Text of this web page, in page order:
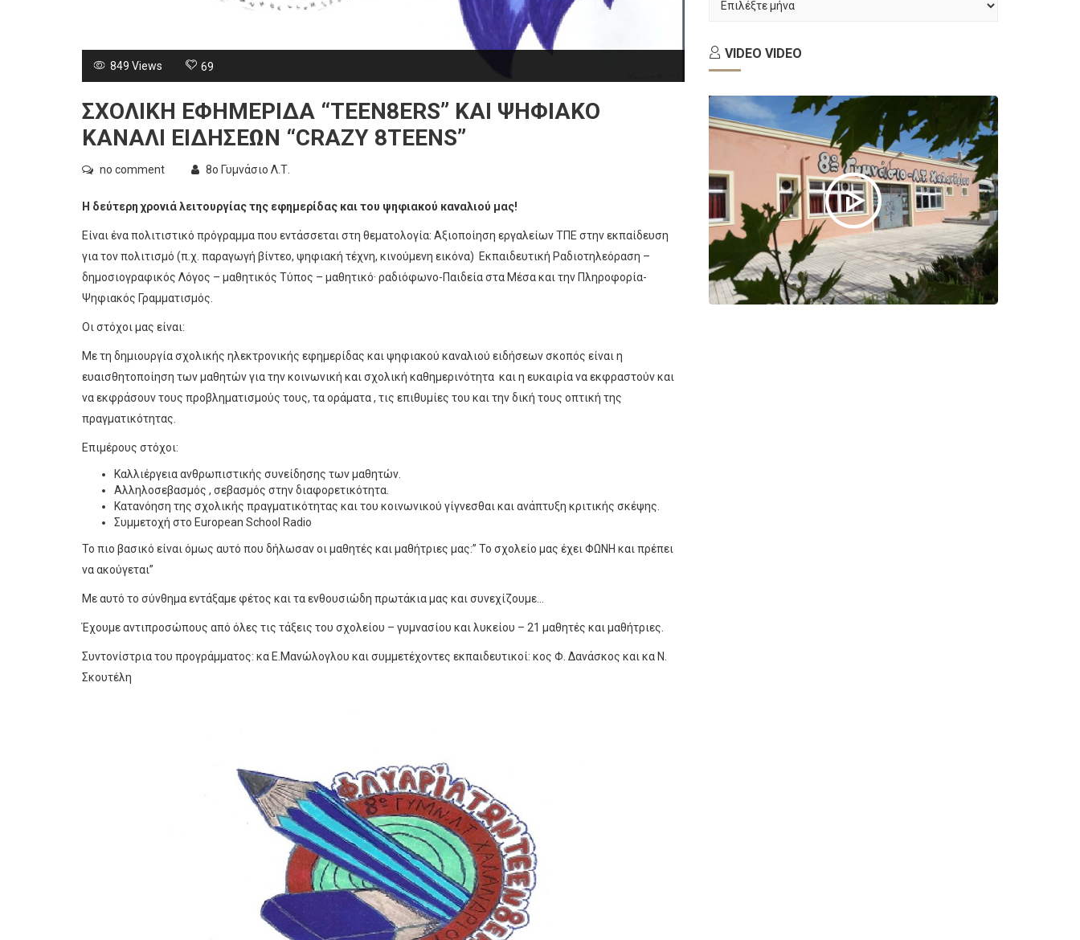
849 Views 69
ΣΧΟΛΙΚΗ ΕΦΗΜΕΡΙΔΑ “TEEN8ERS” ΚΑΙ ΨΗΦΙΑΚΟ
ΚΑΝΑΛΙ ΕΙΔΗΣΕΩΝ “CRAZY 8TEENS”
no comment 8ο Γυμνάσιο Λ.Τ.
Η δεύτερη χρονιά λειτουργίας της εφημερίδας και του ψηφιακού καναλιού μας!
Είναι ένα πολιτιστικό πρόγραμμα που εντάσσεται στη θεματολογία: Αξιοποίηση εργαλείων ΤΠΕ στην εκπαίδευση
για τον πολιτισμό (π.χ. παραγωγή βίντεο, ψηφιακή τέχνη, κινούμενη εικόνα) Εκπαιδευτική Ραδιοτηλεόραση –
δημοσιογραφικός Λόγος – μαθητικός Τύπος – μαθητικό· ραδιόφωνο-Παιδεία στα Μέσα και την Πληροφορία-
Ψηφιακός Γραμματισμός.
Οι στόχοι μας είναι:
Με τη δημιουργία σχολικής ηλεκτρονικής εφημερίδας και ψηφιακού καναλιού ειδήσεων σκοπός είναι η
ευαισθητοποίηση των μαθητών για την κοινωνική και σχολική καθημερινότητα και η ευκαιρία να εκφραστούν και
να εκφράσουν τους προβληματισμούς τους, τα οράματα , τις επιθυμίες του και την δική τους οπτική της
πραγματικότητας.
Επιμέρους στόχοι:
Καλλιέργεια ανθρωπιστικής συνείδησης των μαθητών.
Αλληλοσεβασμός , σεβασμός στην διαφορετικότητα.
Κατανόηση της σχολικής πραγματικότητας και του κοινωνικού γίγνεσθαι και ανάπτυξη κριτικής σκέψης.
Συμμετοχή στο European School Radio
Το πιο βασικό είναι όμως αυτό που δήλωσαν οι μαθητές και μαθήτριες μας:” Το σχολείο μας έχει ΦΩΝΗ και πρέπει
να ακούγεται”
Με αυτό το σύνθημα εντάξαμε φέτος και τα ενθουσιώδη πρωτάκια μας και συνεχίζουμε…
Έχουμε αντιπροσώπους από όλες τις τάξεις του σχολείου – γυμνασίου και λυκείου – 21 μαθητές και μαθήτριες.
Συντονίστρια του προγράμματος: κα Ε.Μανώλογλου και συμμετέχοντες εκπαιδευτικοί: κος Φ. Δανάσκος και κα Ν.
Σκουτέλη
ΤΑ
VIDEO VIDEO